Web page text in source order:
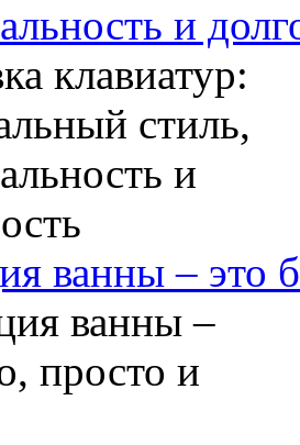
и
ванны – это